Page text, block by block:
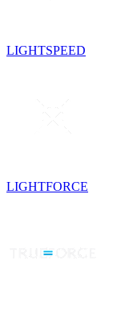
LIGHTSPEED
LIGHTFORCE